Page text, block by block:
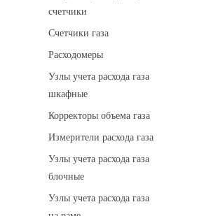
счетчики
Счетчики газа
Расходомеры
Узлы учета расхода газа
шкафные
Корректоры объема газа
Измерители расхода газа
Узлы учета расхода газа
блочные
Узлы учета расхода газа